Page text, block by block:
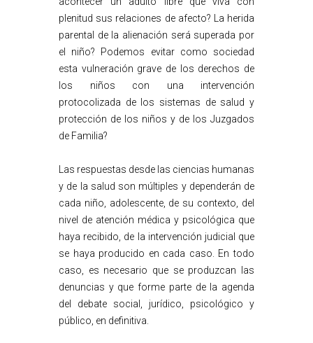
plenitud sus relaciones de afecto? La herida
parental de la alienación será superada por
el niño? Podemos evitar como sociedad
esta vulneración grave de los derechos de
los niños con una intervención
protocolizada de los sistemas de salud y
protección de los niños y de los Juzgados
de Familia?
Las respuestas desde las ciencias humanas
y de la salud son múltiples y dependerán de
cada niño, adolescente, de su contexto, del
nivel de atención médica y psicológica que
haya recibido, de la intervención judicial que
se haya producido en cada caso. En todo
caso, es necesario que se produzcan las
denuncias y que forme parte de la agenda
del debate social, jurídico, psicológico y
público, en definitiva.